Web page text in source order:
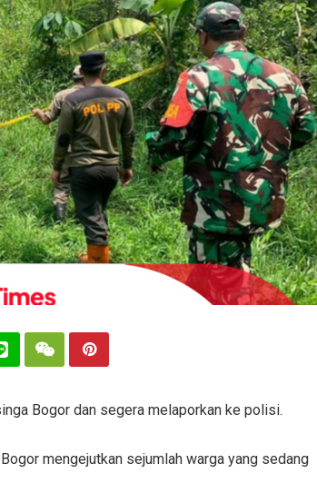
Bogor dan segera melaporkan ke polisi.
mengejutkan sejumlah warga yang sedang